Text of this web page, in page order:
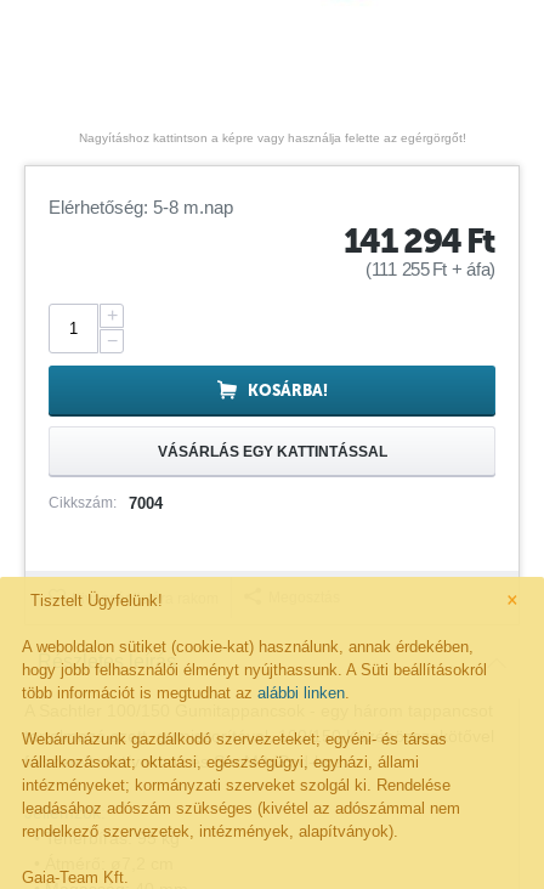
×
Tisztelt Ügyfelünk!
A weboldalon sütiket (cookie-kat) használunk, annak érdekében,
hogy jobb felhasználói élményt nyújthassunk. A Süti beállításokról
több információt is megtudhat az alábbi linken
Webáruházunk gazdálkodó szervezeteket; egyéni- és társas
vállalkozásokat; oktatási, egészségügyi, egyházi, állami
intézményeket; kormányzati szerveket szolgál ki. Rendelése
leadásához adószám szükséges (kivétel az adószámmal nem
rendelkező szervezetek, intézmények, alapítványok).
Gaia-Team Kft.
Nagyításhoz kattintson a képre vagy használja felette az egérgörgőt!
Elérhetőség: 5-8 m.nap
141 294Ft
(111 255Ft + áfa)
+
−
KOSÁRBA!
VÁSÁRLÁS EGY KATTINTÁSSAL
Cikkszám: 7004
Kivánságlistára rakom
Részletes leírás
tartalmazó szett, gumiszorítóval, 100/150 Középösszekötővel
felszerelt statívokhoz és SooM triPod-hoz.
Jellemzők:
• Teherbírás: 95 kg